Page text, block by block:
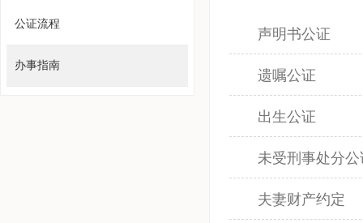
公证流程
办事指南
声明书公证
遗嘱公证
出生公证
未受刑事处分公
夫妻财产约定